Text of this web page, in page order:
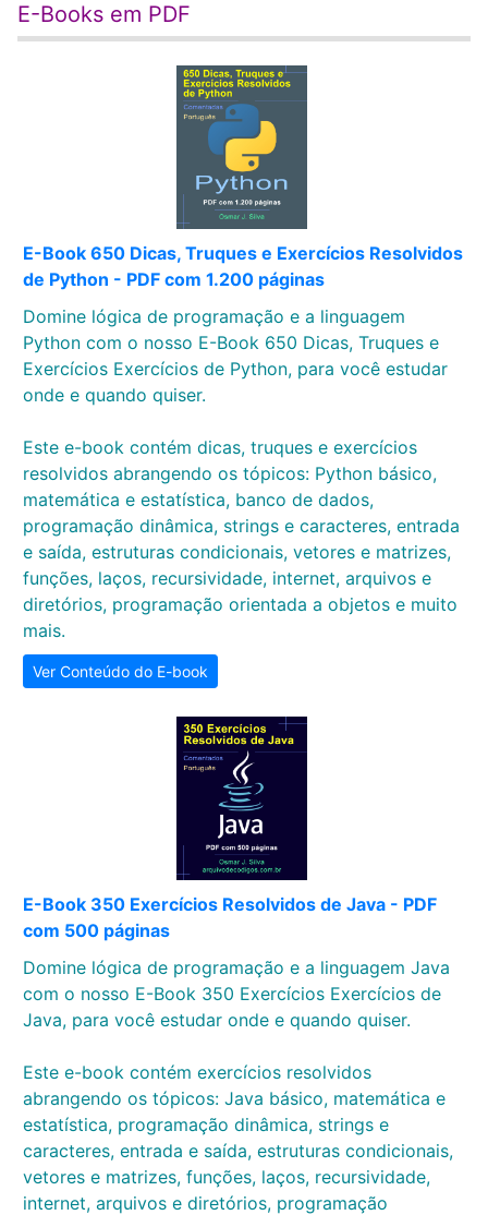
E-Books em PDF
E-Book 650 Dicas, Truques e Exercícios Resolvidos
de Python - PDF com 1.200 páginas
Domine lógica de programação e a linguagem
Python com o nosso E-Book 650 Dicas, Truques e
Exercícios Exercícios de Python, para você estudar
onde e quando quiser.
Este e-book contém dicas, truques e exercícios
resolvidos abrangendo os tópicos: Python básico,
matemática e estatística, banco de dados,
programação dinâmica, strings e caracteres, entrada
e saída, estruturas condicionais, vetores e matrizes,
funções, laços, recursividade, internet, arquivos e
diretórios, programação orientada a objetos e muito
mais.
Ver Conteúdo do E-book
E-Book 350 Exercícios Resolvidos de Java - PDF
com 500 páginas
Domine lógica de programação e a linguagem Java
com o nosso E-Book 350 Exercícios Exercícios de
Java, para você estudar onde e quando quiser.
Este e-book contém exercícios resolvidos
abrangendo os tópicos: Java básico, matemática e
estatística, programação dinâmica, strings e
caracteres, entrada e saída, estruturas condicionais,
vetores e matrizes, funções, laços, recursividade,
internet, arquivos e diretórios, programação